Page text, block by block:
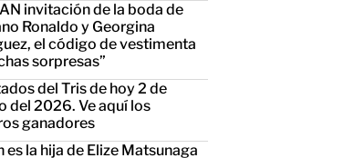
invitación de la boda de
Ronaldo y Georgina
el código de vestimenta
sorpresas”
del Tris de hoy 2 de
del 2026. Ve aquí los
ganadores
es la hija de Elize Matsunaga